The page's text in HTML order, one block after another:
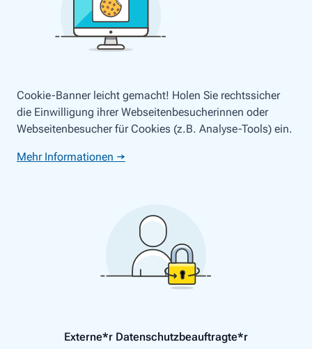
Cookie-Banner leicht gemacht! Holen Sie rechtssicher
die Einwilligung ihrer Webseitenbesucherinnen oder
Webseitenbesucher für Cookies (z.B. Analyse-Tools) ein.
Mehr Informationen →
Externe*r Datenschutzbeauftragte*r